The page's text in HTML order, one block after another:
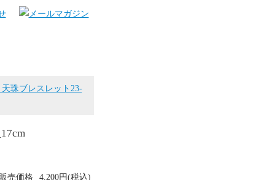
珠ブレスレット23-
売価格 4,200円(税込)